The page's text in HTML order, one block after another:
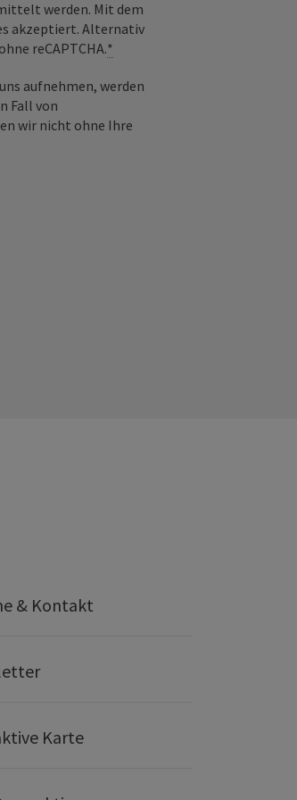
werden. Mit dem
akzeptiert. Alternativ
reCAPTCHA.*
aufnehmen, werden
Fall von
wir nicht ohne Ihre
& Kontakt
Karte